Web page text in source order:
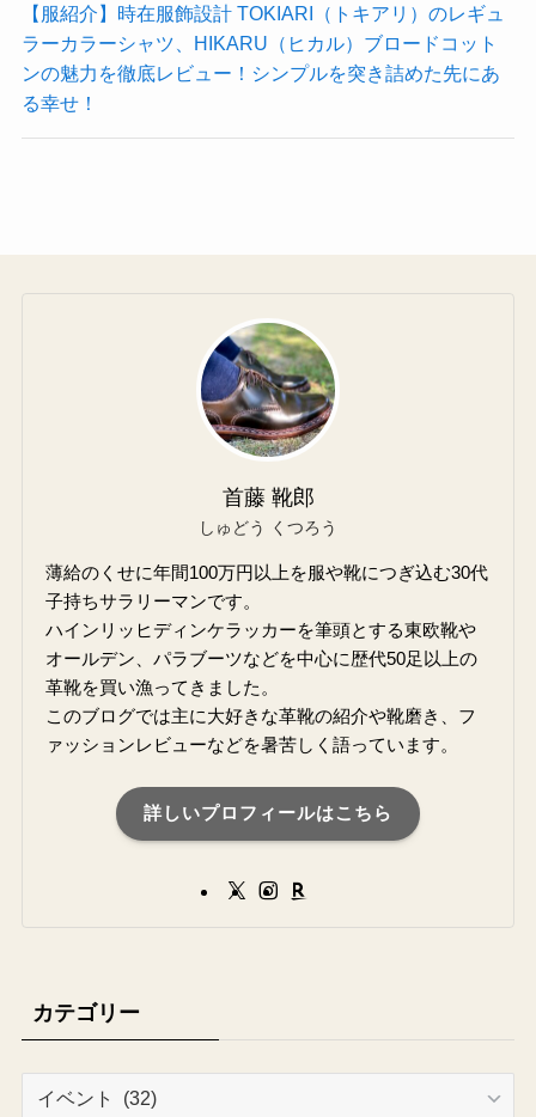
【服紹介】時在服飾設計 TOKIARI（トキアリ）のレギュ
ラーカラーシャツ、HIKARU（ヒカル）ブロードコット
ンの魅力を徹底レビュー！シンプルを突き詰めた先にあ
る幸せ！
首藤 靴郎
しゅどう くつろう
薄給のくせに年間100万円以上を服や靴につぎ込む30代
子持ちサラリーマンです。
ハインリッヒディンケラッカーを筆頭とする東欧靴や
オールデン、パラブーツなどを中心に歴代50足以上の
革靴を買い漁ってきました。
このブログでは主に大好きな革靴の紹介や靴磨き、フ
ァッションレビューなどを暑苦しく語っています。
詳しいプロフィールはこちら
カテゴリー